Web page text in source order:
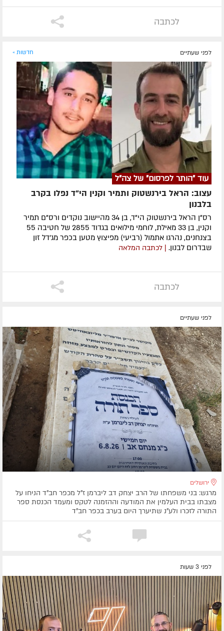
לכתבה
לפני שעתיים חדשות »
עוד "הותר לפרסום" של צה"ל
עצוב: הראל בירנשטוק ותמיר וקנין הי"ד נפלו בקרב
בלבנון
רס"ן הראל בירנשטוק הי"ד, בן 34 מהיישוב נוקדים ורס"ם תמיר
וקנין, בן 33 מאילת, לוחמי מילואים בגדוד 2855 של חטיבה 55
בצנחנים, נהרגו אתמול (רביעי) מפיצוץ מטען בכפר מג'דל זון
שבדרום לבנון. | לכתבה המלאה
לכתבה
לפני שעתיים
ירושלים
מרגש: בני משפחתו של הרב יצחק דב ליברמן ז"ל מכפר חב"ד הניחו על
מצבתו בבית העלמין את המודעה וההזמנה לטקס ומעמד הכנסת ספר
התורה לזכרו ולע"נ שתיערך היום בערב בכפר חב"ד
לפני 3 שעות